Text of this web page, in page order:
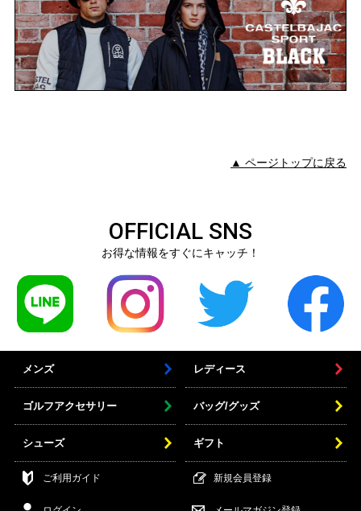
▲ ページトップに戻る
OFFICIAL SNS
お得な情報をすぐにキャッチ！
メンズ レディース
ゴルフアクセサリー バッグ/グッズ
シューズ ギフト
ご利用ガイド 新規会員登録